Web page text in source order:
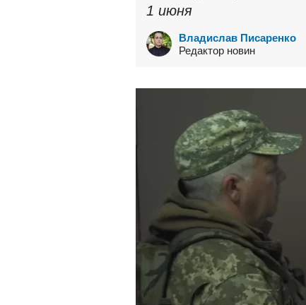
1 июня
Владислав Писаренко
Редактор новин